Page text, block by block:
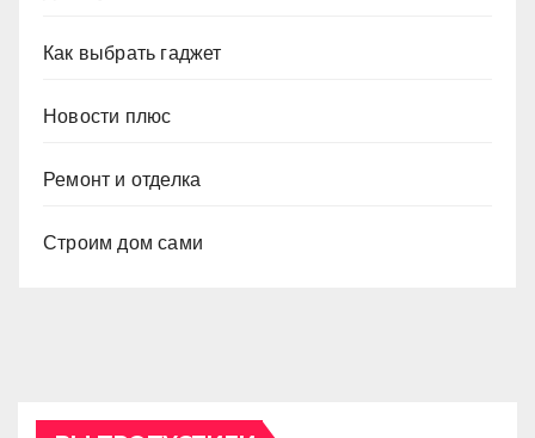
Как выбрать гаджет
Новости плюс
Ремонт и отделка
Строим дом сами